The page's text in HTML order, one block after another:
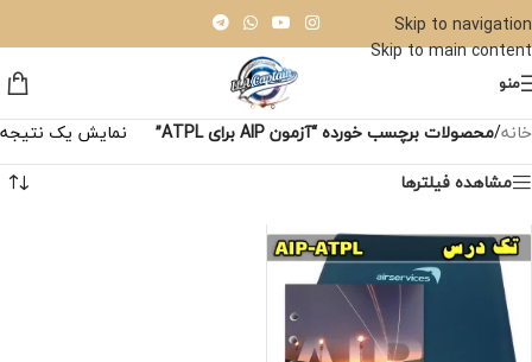
Skip to navigation
Skip to main content
منو
خانه/محصولات برچسب خورده “آزمون AIP برای ATPL”
نمایش یک نتیجه
مشاهده فیلترها